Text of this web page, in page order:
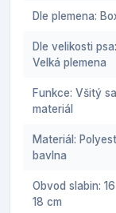
Dle plemena:
Dle velikosti psa:
Velká plemena
Funkce: Všitý
materiál
Materiál:
bavlna
Obvod slabin:
18 cm